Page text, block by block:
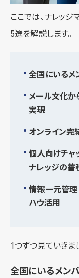
ここでは、ナレッ
5選を解説します。
全国にいるメ
メール文化か
実現
オンライン完
個人向けチャ
ナレッジの蓄
情報一元管理
ハウ活用
1つずつ見ていきまし
全国にいるメン